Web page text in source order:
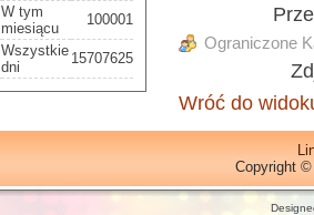
W tym
miesiącu
100001
Wszystkie
dni
15707625
Ograniczone
Wróć do
Copyright ©